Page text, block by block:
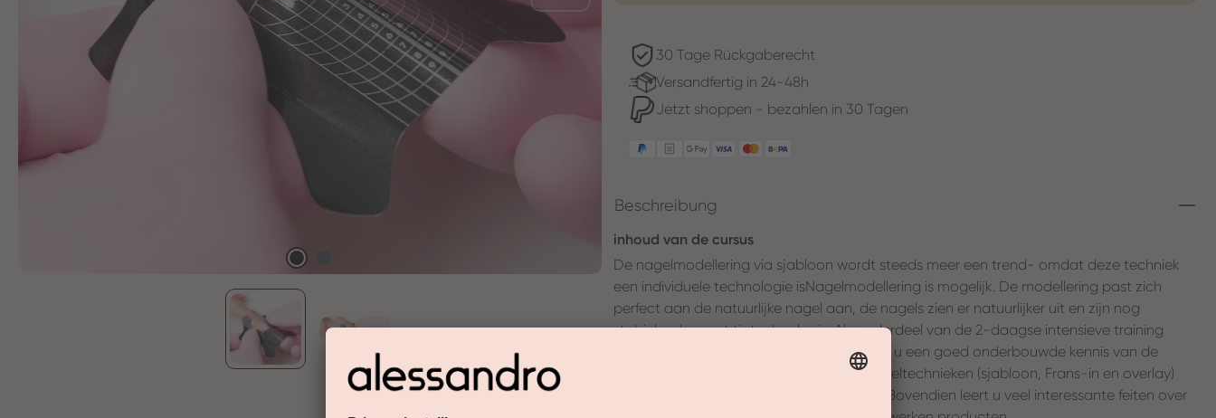
30 Tage Rückgaberecht
Versandfertig in 24-48h
Jetzt shoppen - bezahlen in 30 Tagen
Beschreibung
inhoud van de cursus
De nagelmodellering via sjabloon wordt steeds meer een trend- omdat deze techniek
een individuele technologie isNagelmodellering is mogelijk. De modellering past zich
perfect aan de natuurlijke nagel aan, de nagels zien er natuurlijker uit en zijn nog
stabieler dan met tiptechnologie. Als onderdeel van de 2-daagse intensieve training
wordt het uiterst praktisch bewerkt, zodat u een goed onderbouwde kennis van de
behandelingsprocessen kunt krijgen. Alle geltechnieken (sjabloon, Frans-in en overlay)
worden expliciet op het model geoefend. Bovendien leert u veel interessante feiten over